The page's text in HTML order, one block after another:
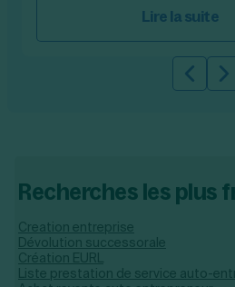
Lire la suite
Slide
Recherches les plus
Creation entreprise
Dévolution successorale
Création EURL
Liste prestation de service auto-